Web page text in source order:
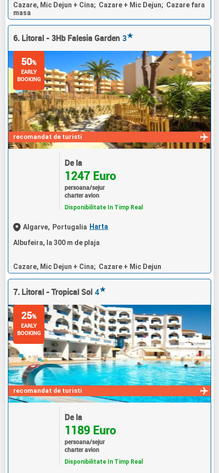
Cazare, Mic Dejun + Cina; Cazare + Mic Dejun; Cazare fara
masa
6. Litoral - 3Hb Falesia Garden 3★
recomandat de turisti
50%
EARLY
BOOKING
De la
1247 Euro
persoana/sejur
charter avion
Disponibilitate In Timp Real
Algarve, Portugalia Harta
Albufeira, la 300 m de plaja
Cazare, Mic Dejun + Cina; Cazare + Mic Dejun
7. Litoral - Tropical Sol 4★
recomandat de turisti
25%
EARLY
BOOKING
De la
1189 Euro
persoana/sejur
charter avion
Disponibilitate In Timp Real